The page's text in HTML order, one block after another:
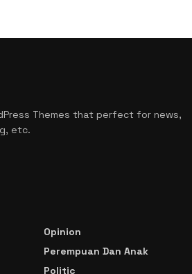
Themes that perfect for news,
etc.
Opinion
Perempuan Dan Anak
Politic